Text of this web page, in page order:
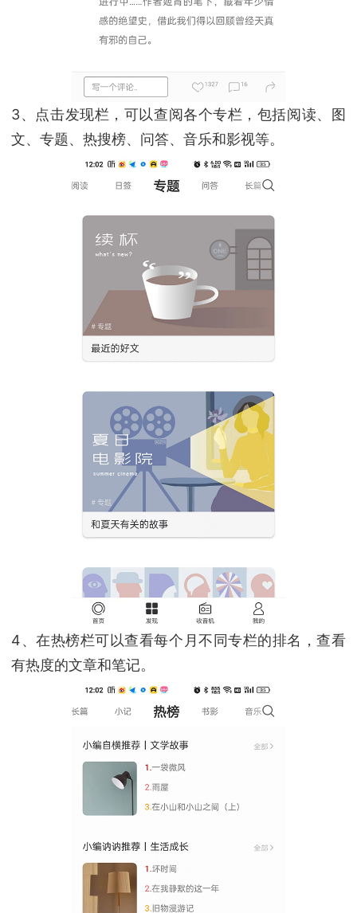
3、点击发现栏，可以查阅各个专栏，包括阅读、图
文、专题、热搜榜、问答、音乐和影视等。
4、在热榜栏可以查看每个月不同专栏的排名，查看
有热度的文章和笔记。